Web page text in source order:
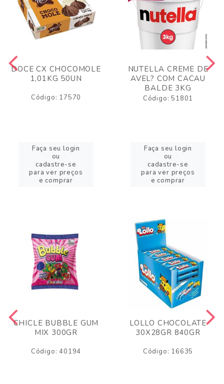
DOCE CX CHOCOMOLE
1,01KG 50UN
Código: 17570
Faça seu login
ou
cadastre-se
para ver preços
e comprar
NUTELLA CREME DE
AVEL? COM CACAU
BALDE 3KG
Código: 51801
Faça seu login
ou
cadastre-se
para ver preços
e comprar
CHICLE BUBBLE GUM
MIX 300GR
Código: 40194
LOLLO CHOCOLATE
30X28GR 840GR
Código: 16635